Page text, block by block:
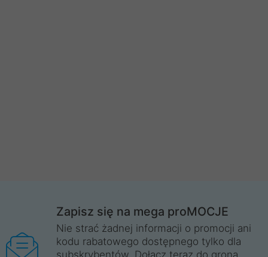
Zapisz się na mega proMOCJE
Nie strać żadnej informacji o promocji ani
kodu rabatowego dostępnego tylko dla
subskrybentów. Dołącz teraz do grona